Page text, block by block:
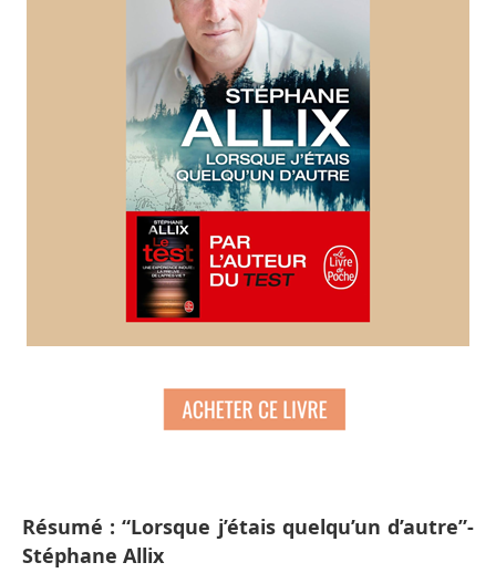
Résumé : “Lorsque j’étais quelqu’un d’autre”-
Stéphane Allix